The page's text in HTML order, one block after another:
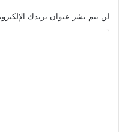
لن يتم نشر عنوان بريدك